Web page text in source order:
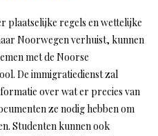
plaatselijke regels en wettelijke
Noorwegen verhuist, kunnen
met de Noorse
De immigratiedienst zal
over wat er precies van
ze nodig hebben om
Studenten kunnen ook